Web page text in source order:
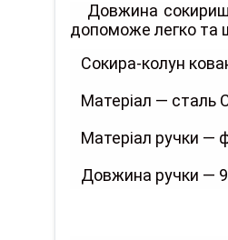
Довжина
допоможе легко та
Сокира-колун
Матеріал — сталь
Матеріал ручки —
Довжина ручки —